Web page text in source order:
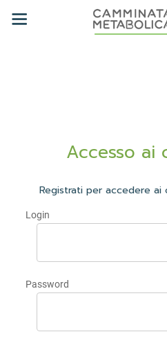
Accesso ai
Registrati per accedere
Login
Password